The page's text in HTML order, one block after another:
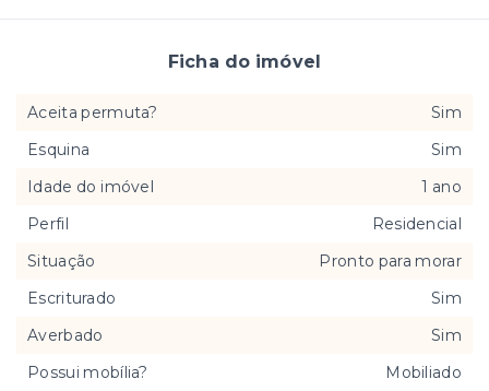
Ficha do imóvel
Aceita permuta?
Sim
Esquina
Sim
Idade do imóvel
1 ano
Perfil
Residencial
Situação
Pronto para morar
Escriturado
Sim
Averbado
Sim
Possui mobília?
Mobiliado